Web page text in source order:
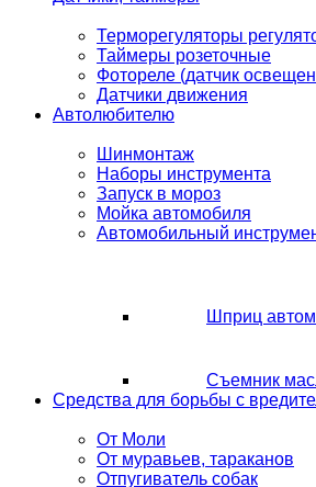
Терморегуляторы
Таймеры розеточные
Фотореле (датчик
Датчики движения
Автолюбителю
Шинмонтаж
Наборы инструмента
Запуск в мороз
Мойка автомобиля
Автомобильный
Шприц
Съемник
Средства для борьбы с
От Моли
От муравьев, тараканов
Отпугиватель собак